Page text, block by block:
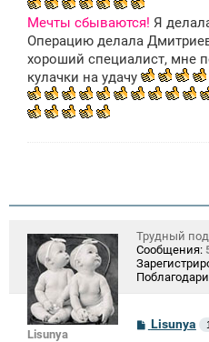
Мечты сбываются! Я
Операцию делала
хороший специалист, мне
кулачки на удачу
Lisunya
Трудный
Сообщения:
С
о
Lisunya